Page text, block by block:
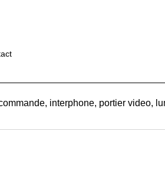
interphone, portier video,